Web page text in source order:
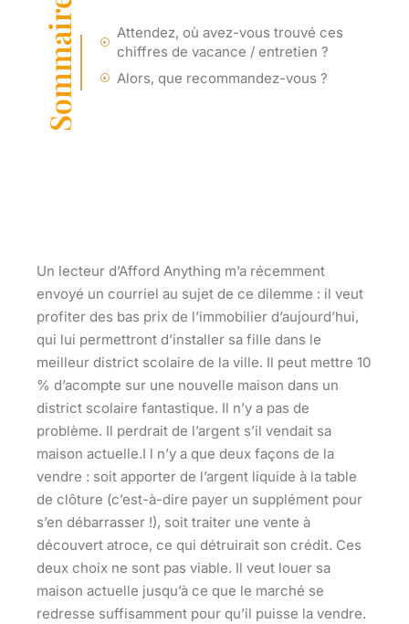
Sommaire
Attendez, où avez-vous trouvé ces
chiffres de vacance / entretien ?
Alors, que recommandez-vous ?
Un lecteur d’Afford Anything m’a récemment
envoyé un courriel au sujet de ce dilemme : il veut
profiter des bas prix de l’immobilier d’aujourd’hui,
qui lui permettront d’installer sa fille dans le
meilleur district scolaire de la ville. Il peut mettre 10
% d’acompte sur une nouvelle maison dans un
district scolaire fantastique. Il n’y a pas de
problème. Il perdrait de l’argent s’il vendait sa
maison actuelle.I l n’y a que deux façons de la
vendre : soit apporter de l’argent liquide à la table
de clôture (c’est-à-dire payer un supplément pour
s’en débarrasser !), soit traiter une vente à
découvert atroce, ce qui détruirait son crédit. Ces
deux choix ne sont pas viable. Il veut louer sa
maison actuelle jusqu’à ce que le marché se
redresse suffisamment pour qu’il puisse la vendre.